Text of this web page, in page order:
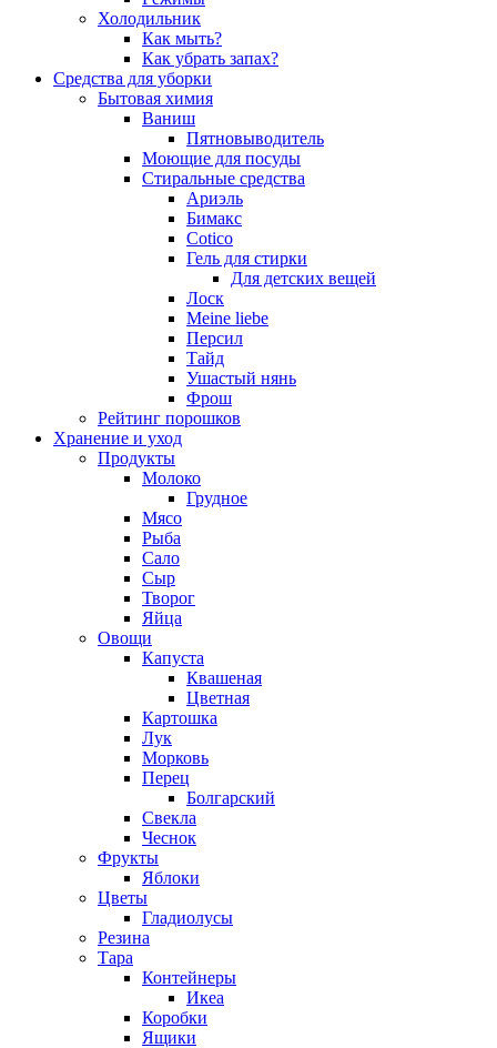
Холодильник
Как мыть?
Как убрать запах?
Средства для уборки
Бытовая химия
Ваниш
Пятновыводитель
Моющие для посуды
Стиральные средства
Ариэль
Бимакс
Cotico
Гель для стирки
Для детских вещей
Лоск
Meine liebe
Персил
Тайд
Ушастый нянь
Фрош
Рейтинг порошков
Хранение и уход
Продукты
Молоко
Грудное
Мясо
Рыба
Сало
Сыр
Творог
Яйца
Овощи
Капуста
Квашеная
Цветная
Картошка
Лук
Морковь
Перец
Болгарский
Свекла
Чеснок
Фрукты
Яблоки
Цветы
Гладиолусы
Резина
Тара
Контейнеры
Икеа
Коробки
Ящики